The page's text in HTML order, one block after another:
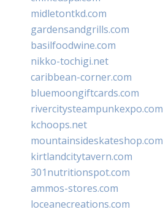
midletontkd.com
gardensandgrills.com
basilfoodwine.com
nikko-tochigi.net
caribbean-corner.com
bluemoongiftcards.com
rivercitysteampunkexpo.com
kchoops.net
mountainsideskateshop.com
kirtlandcitytavern.com
301nutritionspot.com
ammos-stores.com
loceanecreations.com